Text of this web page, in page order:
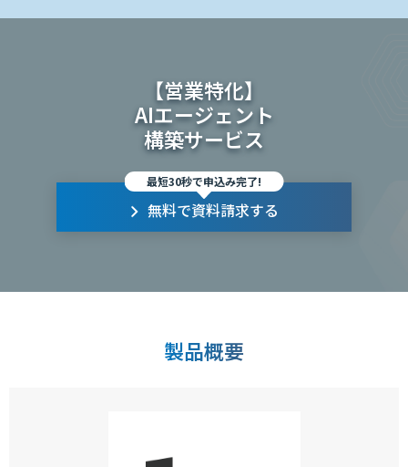
【営業特化】
AIエージェント
構築サービス
最短30秒で申込み完了!
無料で資料請求する
製品概要